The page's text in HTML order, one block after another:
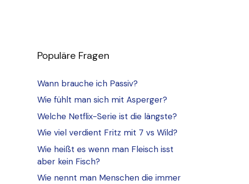
Populäre Fragen
Wann brauche ich Passiv?
Wie fühlt man sich mit Asperger?
Welche Netflix-Serie ist die längste?
Wie viel verdient Fritz mit 7 vs Wild?
Wie heißt es wenn man Fleisch isst
aber kein Fisch?
Wie nennt man Menschen die immer